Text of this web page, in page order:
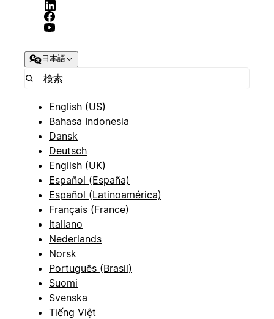
日本語
English (US)
Bahasa Indonesia
Dansk
Deutsch
English (UK)
Español (España)
Español (Latinoamérica)
Français (France)
Italiano
Nederlands
Norsk
Português (Brasil)
Suomi
Svenska
Tiếng Việt